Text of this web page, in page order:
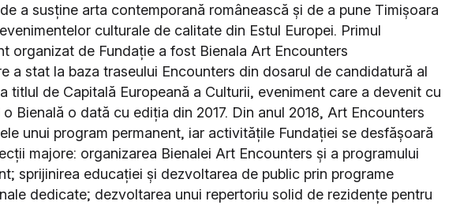
a susține arta contemporană românească și de a pune Timișoara
culturale de calitate din Estul Europei. Primul
organizat de Fundație a fost Bienala Art Encounters
a stat la baza traseului Encounters din dosarul de candidatură al
titlul de Capitală Europeană a Culturii, eveniment care a devenit cu
Bienală o dată cu ediția din 2017. Din anul 2018, Art Encounters
unui program permanent, iar activitățile Fundației se desfășoară
majore: organizarea Bienalei Art Encounters și a programului
sprijinirea educației și dezvoltarea de public prin programe
dedicate; dezvoltarea unui repertoriu solid de rezidențe pentru